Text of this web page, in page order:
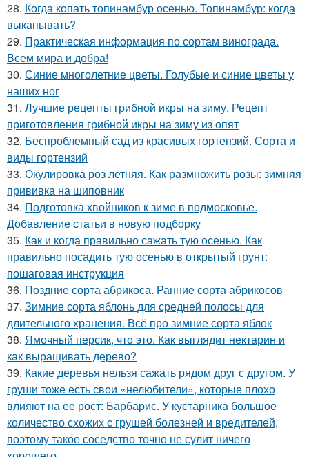
28. Когда копать топинамбур осенью. Топинамбур: когда
выкапывать?
29. Практическая информация по сортам винограда.
Всем мира и добра!
30. Синие многолетние цветы. Голубые и синие цветы у
наших ног
31. Лучшие рецепты грибной икры на зиму. Рецепт
приготовления грибной икры на зиму из опят
32. Беспроблемный сад из красивых гортензий. Сорта и
виды гортензий
33. Окулировка роз летняя. Как размножить розы: зимняя
прививка на шиповник
34. Подготовка хвойников к зиме в подмосковье.
Добавление статьи в новую подборку
35. Как и когда правильно сажать тую осенью. Как
правильно посадить тую осенью в открытый грунт:
пошаговая инструкция
36. Поздние сорта абрикоса. Ранние сорта абрикосов
37. Зимние сорта яблонь для средней полосы для
длительного хранения. Всё про зимние сорта яблок
38. Ямочный персик, что это. Как выглядит нектарин и
как выращивать дерево?
39. Какие деревья нельзя сажать рядом друг с другом. У
груши тоже есть свои «нелюбители», которые плохо
влияют на ее рост: Барбарис. У кустарника большое
количество схожих с грушей болезней и вредителей,
поэтому такое соседство точно не сулит ничего